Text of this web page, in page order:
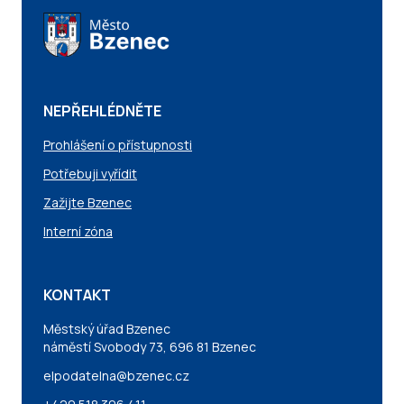
NEPŘEHLÉDNĚTE
Prohlášení o přístupnosti
Potřebuji vyřídit
Zažijte Bzenec
Interní zóna
KONTAKT
Městský úřad Bzenec
náměstí Svobody 73, 696 81 Bzenec
elpodatelna@bzenec.cz